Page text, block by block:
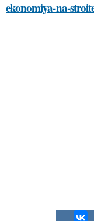
ekonomiya-na-